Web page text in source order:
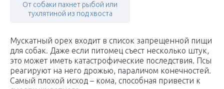
От собаки пахнет рыбой или
тухлятиной из под хвоста
Мускатный орех входит в список запрещенной пищи
для собак. Даже если питомец съест несколько штук,
это может иметь катастрофические последствия. Псы
реагируют на него дрожью, параличом конечностей.
Самый плохой исход – кома, способная привести к